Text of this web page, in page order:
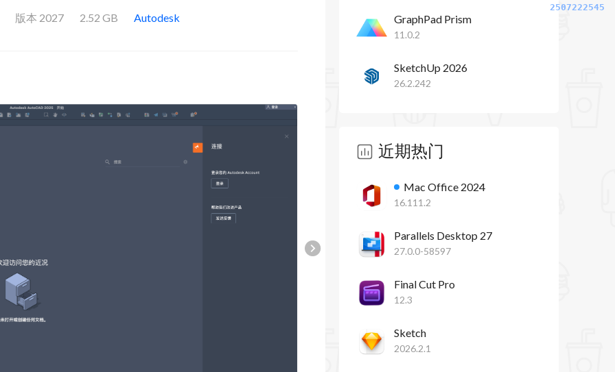
版本 2027 2.52 GB Autodesk GraphPad Prism
11.0.2
SketchUp 2026
26.2.242
近期热门
Mac Office 2024
16.111.2
Parallels Desktop 27
27.0.0-58597
Final Cut Pro
12.3
Sketch
2026.2.1
2507222545